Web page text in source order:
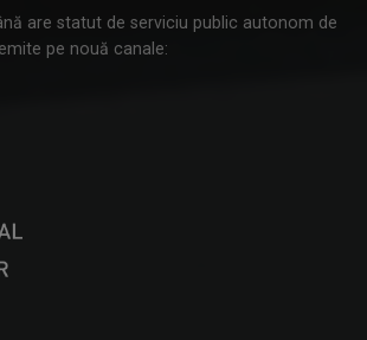
are statut de serviciu public autonom de
pe nouă canale: